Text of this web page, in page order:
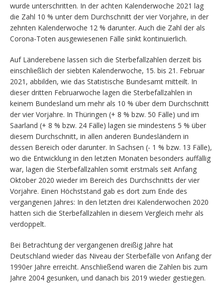
wurde unterschritten. In der achten Kalenderwoche 2021 lag
die Zahl 10 % unter dem Durchschnitt der vier Vorjahre, in der
zehnten Kalenderwoche 12 % darunter. Auch die Zahl der als
Corona-Toten ausgewiesenen Fälle sinkt kontinuierlich.
Auf Länderebene lassen sich die Sterbefallzahlen derzeit bis
einschließlich der siebten Kalenderwoche, 15. bis 21. Februar
2021, abbilden, wie das Statistische Bundesamt mitteilt. In
dieser dritten Februarwoche lagen die Sterbefallzahlen in
keinem Bundesland um mehr als 10 % über dem Durchschnitt
der vier Vorjahre. In Thüringen (+ 8 % bzw. 50 Fälle) und im
Saarland (+ 8 % bzw. 24 Fälle) lagen sie mindestens 5 % über
diesem Durchschnitt, in allen anderen Bundesländern in
dessen Bereich oder darunter. In Sachsen (- 1 % bzw. 13 Fälle),
wo die Entwicklung in den letzten Monaten besonders auffällig
war, lagen die Sterbefallzahlen somit erstmals seit Anfang
Oktober 2020 wieder im Bereich des Durchschnitts der vier
Vorjahre. Einen Höchststand gab es dort zum Ende des
vergangenen Jahres: In den letzten drei Kalenderwochen 2020
hatten sich die Sterbefallzahlen in diesem Vergleich mehr als
verdoppelt.
Bei Betrachtung der vergangenen dreißig Jahre hat
Deutschland wieder das Niveau der Sterbefälle von Anfang der
1990er Jahre erreicht. Anschließend waren die Zahlen bis zum
Jahre 2004 gesunken, und danach bis 2019 wieder gestiegen.